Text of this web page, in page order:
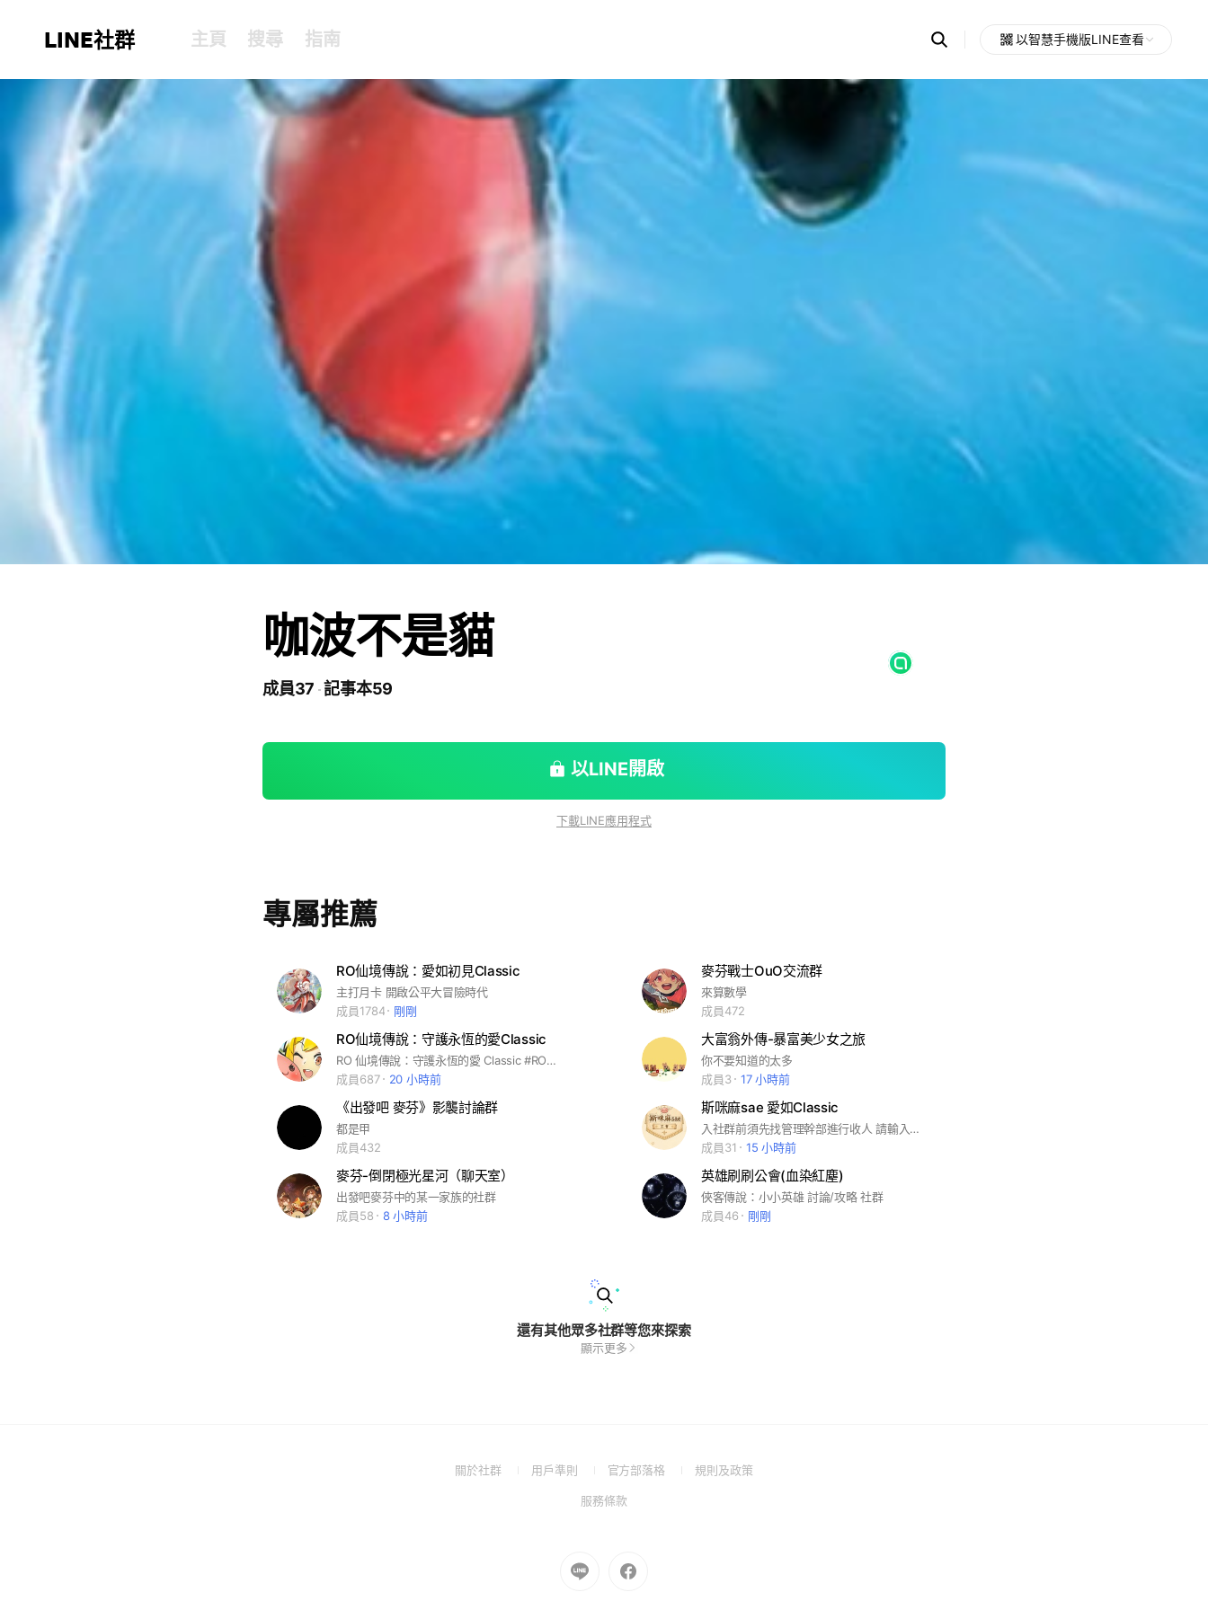
LINE社群 主頁 搜尋 指南 Search
OpenChats
messages
search
以智慧手機版LINE查看
咖波不是貓
成員37 記事本59
以LINE開啟
下載LINE應用程式
專屬推薦
RO仙境傳說：愛如初見Classic
主打月卡 開啟公平大冒險時代
成員1784
剛剛
麥芬戰士OuO交流群
來算數學
成員472
RO仙境傳說：守護永恆的愛Classic
RO 仙境傳說：守護永恆的愛 Classic #RO守愛 #RO Classic #RO守護永恆的愛 #RO 情懷 #放置 #休閒 #初心 #RO
成員687
20 小時前
大富翁外傳-暴富美少女之旅
你不要知道的太多
成員3
17 小時前
《出發吧 麥芬》影襲討論群
都是甲
成員432
斯咪麻sae 愛如Classic
入社群前須先找管理幹部進行收人 請輸入遊戲 ID
成員31
15 小時前
麥芬-倒閉極光星河（聊天室）
出發吧麥芬中的某一家族的社群
成員58
8 小時前
英雄刷刷公會(血染紅塵)
俠客傳說：小小英雄 討論/攻略 社群
成員46
剛剛
還有其他眾多社群等您來探索
顯示更多
關於社群
(Open用戶準則
(Open
a
官方部落格
(Open規則及政策(Open
服務條款(Open
window)
Go
to
Go
to